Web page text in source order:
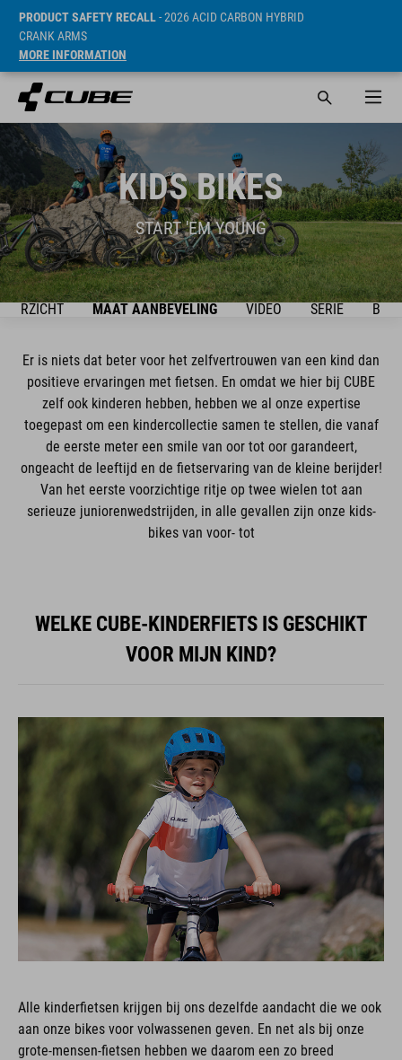
PRODUCT SAFETY RECALL- 2026 ACID CARBON HYBRID
CRANK ARMS
MORE INFORMATION
KIDS BIKES
START 'EM YOUNG
MAAT AANBEVELING VIDEO SERIE
Er is niets dat beter voor het zelfvertrouwen van een kind dan
positieve ervaringen met fietsen. En omdat we hier bij CUBE
zelf ook kinderen hebben, hebben we al onze expertise
toegepast om een kindercollectie samen te stellen, die vanaf
de eerste meter een smile van oor tot oor garandeert,
ongeacht de leeftijd en de fietservaring van de kleine berijder!
Van het eerste voorzichtige ritje op twee wielen tot aan
serieuze juniorenwedstrijden, in alle gevallen zijn onze kids-
bikes van voor- tot
WELKE CUBE-KINDERFIETS IS GESCHIKT
VOOR MIJN KIND?
Alle kinderfietsen krijgen bij ons dezelfde aandacht die we ook
aan onze bikes voor volwassenen geven. En net als bij onze
grote-mensen-fietsen hebben we daarom een zo breed